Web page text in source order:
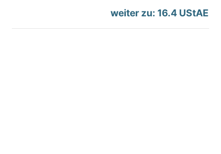
weiter zu: 16.4 UStAE